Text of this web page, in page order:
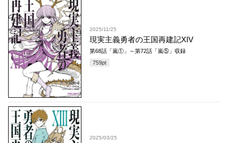
2025/11/25
現実主義勇者の王国再建記XIV
第68話「嵐①」～第72話「嵐⑤」収録
759pt
2025/03/25